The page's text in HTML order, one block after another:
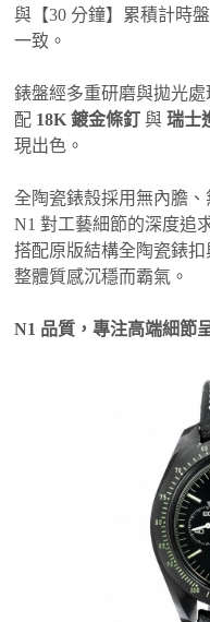
與【30 分鐘】累積計時
一致。
錶盤經多重研磨與拋光
配 18K 鍍金條釘 與瑞士
現出色。
全陶瓷錶殼採用無內膽
N1 對工藝細節的深度追
搭配原版結構全陶瓷錶
整體質感沉穩而霸氣。
N1 品質，專注高端細節